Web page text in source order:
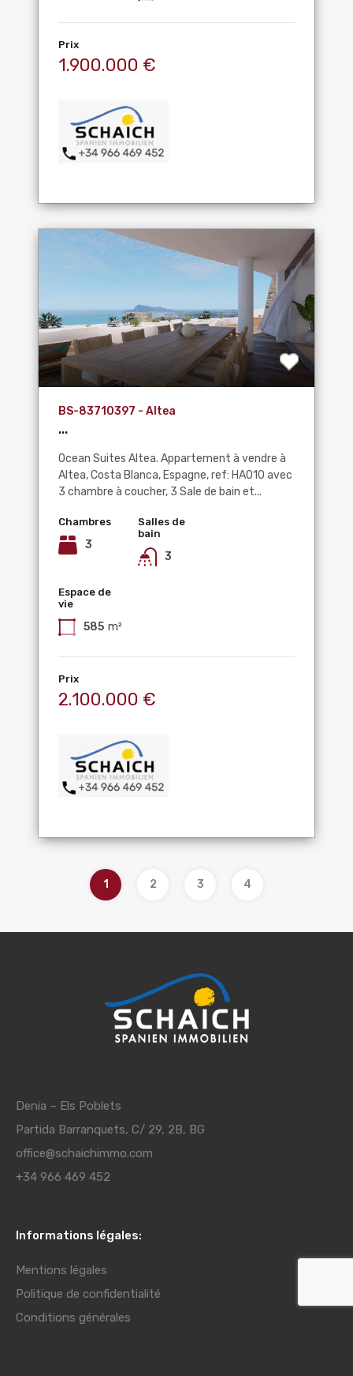
Prix
1.900.000 €
BS-83710397 - Altea
...
Ocean Suites Altea. Appartement à vendre à
Altea, Costa Blanca, Espagne, ref: HA010 avec
3 chambre à coucher, 3 Sale de bain et...
Chambres
3
Salles de
bain
3
Espace de
vie
585 m²
Prix
2.100.000 €
1 2 3 4
Denia – Els Poblets
Partida Barranquets, C/ 29, 2B, BG
office@schaichimmo.com
+34 966 469 452
Informations légales:
Mentions légales
Politique de confidentialité
Conditions générales